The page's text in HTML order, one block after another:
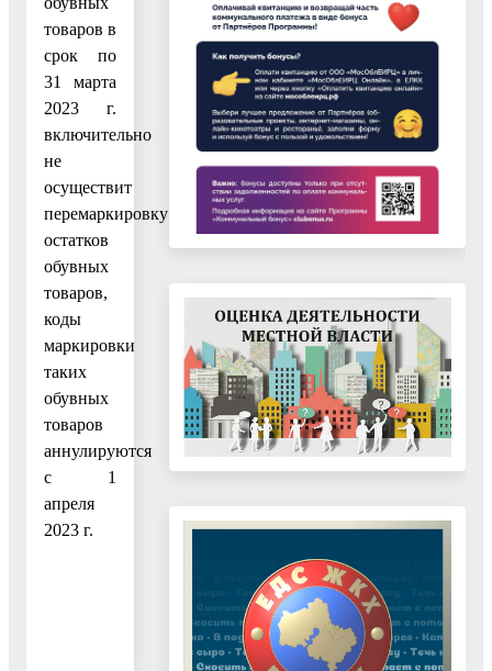
товаров в
срок по
31 марта
2023 г.
включительно
не
осуществит
перемаркировку
остатков
обувных
товаров,
коды
маркировки
таких
обувных
товаров
аннулируются
с 1
апреля
2023 г.